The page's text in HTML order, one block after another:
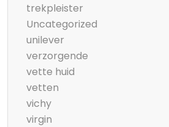
trekpleister
Uncategorized
unilever
verzorgende
vette huid
vetten
vichy
virgin